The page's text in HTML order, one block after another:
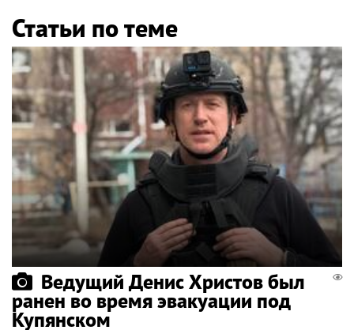
Статьи по теме
Ведущий Денис Христов был
ранен во время эвакуации под
Купянском